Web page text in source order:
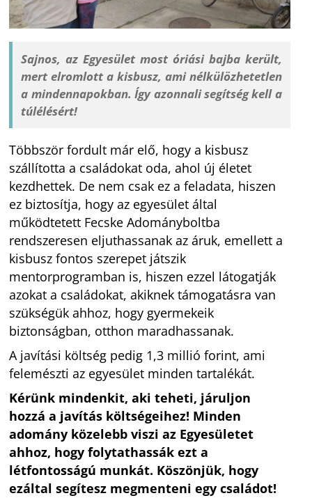
Sajnos, az Egyesület most óriási bajba került,
mert elromlott a kisbusz, ami nélkülözhetetlen
a mindennapokban. Így azonnali segítség kell a
túlélésért!
Többször fordult már elő, hogy a kisbusz
szállította a családokat oda, ahol új életet
kezdhettek. De nem csak ez a feladata, hiszen
ez biztosítja, hogy az egyesület által
működtetett Fecske Adományboltba
rendszeresen eljuthassanak az áruk, emellett a
kisbusz fontos szerepet játszik
mentorprogramban is, hiszen ezzel látogatják
azokat a családokat, akiknek támogatásra van
szükségük ahhoz, hogy gyermekeik
biztonságban, otthon maradhassanak.
A javítási költség pedig 1,3 millió forint, ami
felemészti az egyesület minden tartalékát.
Kérünk mindenkit, aki teheti, járuljon
hozzá a javítás költségeihez! Minden
adomány közelebb viszi az Egyesületet
ahhoz, hogy folytathassák ezt a
létfontosságú munkát. Köszönjük, hogy
ezáltal segítesz megmenteni egy családot!